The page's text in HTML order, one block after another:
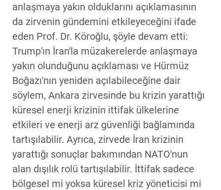
anlaşmaya yakın olduklarını açıklamasının
da zirvenin gündemini etkileyeceğini ifade
eden Prof. Dr. Köroğlu, şöyle devam etti:
Trump'ın İran'la müzakerelerde anlaşmaya
yakın olunduğunu açıklaması ve Hürmüz
Boğazı'nın yeniden açılabileceğine dair
söylem, Ankara zirvesinde bu krizin yarattığı
küresel enerji krizinin ittifak ülkelerine
etkileri ve enerji arz güvenliği bağlamında
tartışılabilir. Ayrıca, zirvede İran krizinin
yarattığı sonuçlar bakımından NATO'nun
alan dışılık rolü tartışılabilir. İttifak sadece
bölgesel mi yoksa küresel kriz yöneticisi mi